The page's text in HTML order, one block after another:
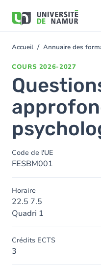
contenu
You
Accueil Annuaire des
COURS 2026-2027
Code de l'UE
FESBM001
Horaire
22.5 7.5
Quadri 1
Crédits ECTS
3